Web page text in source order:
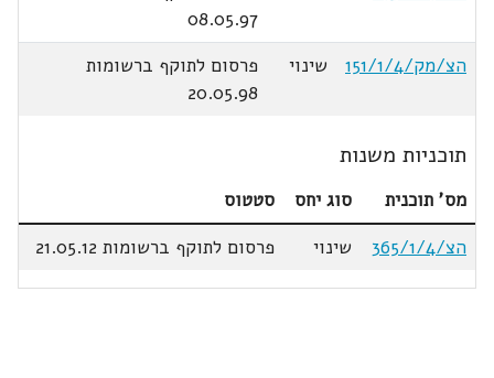
08.05.97
הצ/מק/151/1/4
שינוי
פרסום לתוקף ברשומות
20.05.98
תוכניות משנות
מס' תוכנית סוג יחס
סטטוס
הצ/365/1/4
שינוי פרסום לתוקף ברשומות 21.05.12